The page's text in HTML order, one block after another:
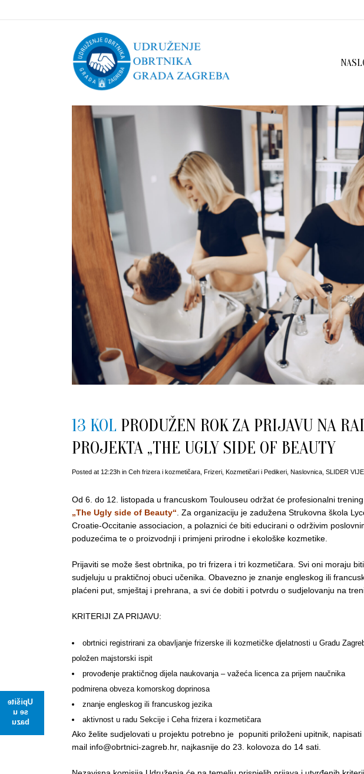
Upišite
se u
bazu
13 KOL PRODUŽEN ROK ZA PRIJAVU NA
PROJEKTA „THE UGLY SIDE OF BEAUTY
Posted at 12:23h in Ceh frizera i kozmetičara, Frizeri, Kozmetičari i Pedikeri, Naslovnica, SLIDER
Od 6. do 12. listopada u francuskom Toulouseu održat će profesionalni
„The Ugly side of Beauty“. Za organizaciju je zadužena Strukovna škola
Croatie-Occitanie associacion, a polaznici će biti educirani o održivim
poduzećima te o proizvodnji i primjeni prirodne i ekološke kozmetike.
Prijaviti se može šest obrtnika, po tri frizera i tri kozmetičara. Svi oni moraju
sudjeluju u praktičnoj obuci učenika. Obavezno je znanje engleskog ili
plaćeni put, smještaj i prehrana, a svi će dobiti i potvrdu o sudjelovanju na
KRITERIJI ZA PRIJAVU:
obrtnici registrirani za obavljanje frizerske ili kozmetičke djelatnosti u Gradu
položen majstorski ispit
provođenje praktičnog dijela naukovanja – važeća licenca za prijem naučnika
podmirena obveza komorskog doprinosa
znanje engleskog ili francuskog jezika
aktivnost u radu Sekcije i Ceha frizera i kozmetičara
Ako želite sudjelovati u projektu potrebno je popuniti priloženi upitnik,
mail info@obrtnici-zagreb.hr, najkasnije do 23. kolovoza do 14 sati.